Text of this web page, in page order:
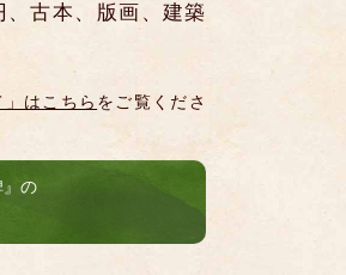
古本、版画、建築
はこちら をご覧くださ
の